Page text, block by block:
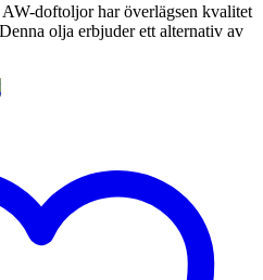
doftoljor har överlägsen kvalitet
olja erbjuder ett alternativ av